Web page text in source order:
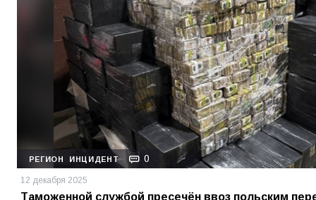
РЕГИОН ИНЦИДЕНТ 0
12 декабря 2025
Таможенной службой пресечён ввоз польским